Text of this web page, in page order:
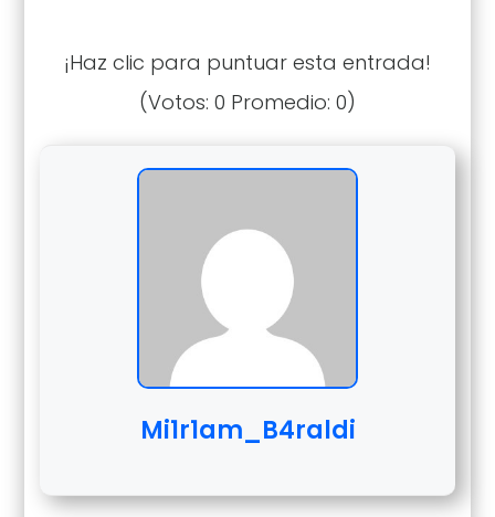
¡Haz clic para puntuar esta entrada!
(Votos: 0 Promedio: 0)
Mi1r1am_B4raldi